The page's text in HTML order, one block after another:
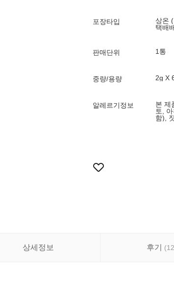
포장타입
상온
택배
판매단위 1통
중량/용량 2g X
알레르기정보
본 제
토,
함),
상세정보 후기 (